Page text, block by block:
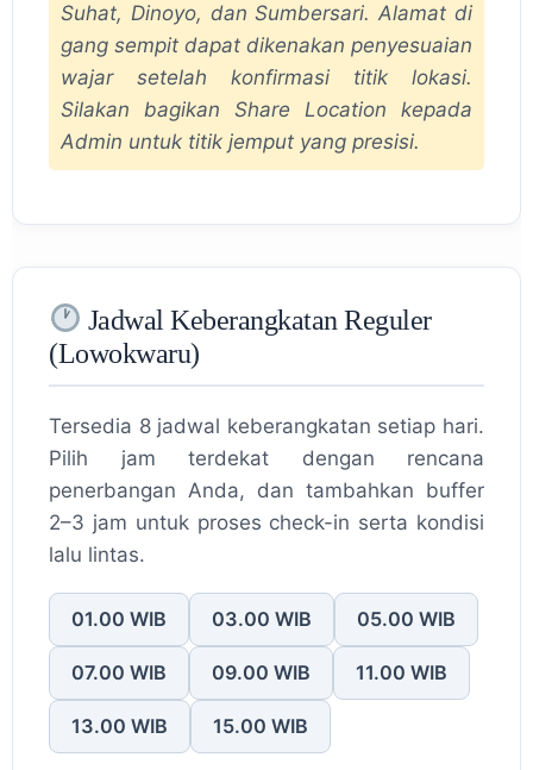
Suhat, Dinoyo, dan Sumbersari. Alamat di
gang sempit dapat dikenakan penyesuaian
wajar setelah konfirmasi titik lokasi.
Silakan bagikan Share Location kepada
Admin untuk titik jemput yang presisi.
Jadwal Keberangkatan Reguler
(Lowokwaru)
Tersedia 8 jadwal keberangkatan setiap hari.
Pilih jam terdekat dengan rencana
penerbangan Anda, dan tambahkan buffer
2–3 jam untuk proses check-in serta kondisi
lalu lintas.
01.00 WIB 03.00 WIB 05.00 WIB
07.00 WIB 09.00 WIB 11.00 WIB
13.00 WIB 15.00 WIB